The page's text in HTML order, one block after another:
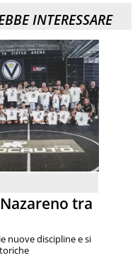
INTERESSARE
tra
nuove discipline e si